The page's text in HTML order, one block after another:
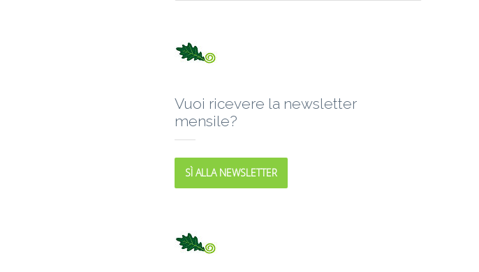
Vuoi ricevere la newsletter
mensile?
SÌ ALLA NEWSLETTER